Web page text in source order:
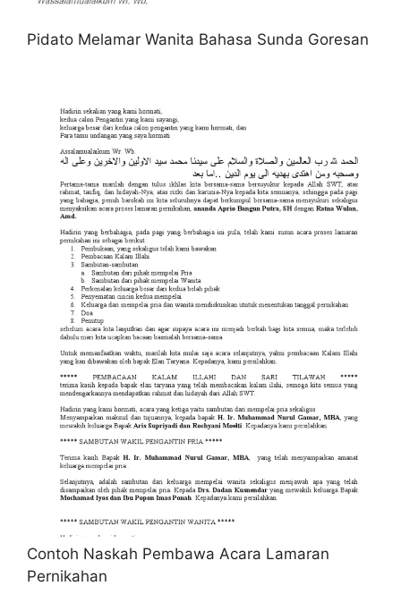
Pidato Melamar Wanita Bahasa Sunda Goresan
Contoh Naskah Pembawa Acara Lamaran
Pernikahan